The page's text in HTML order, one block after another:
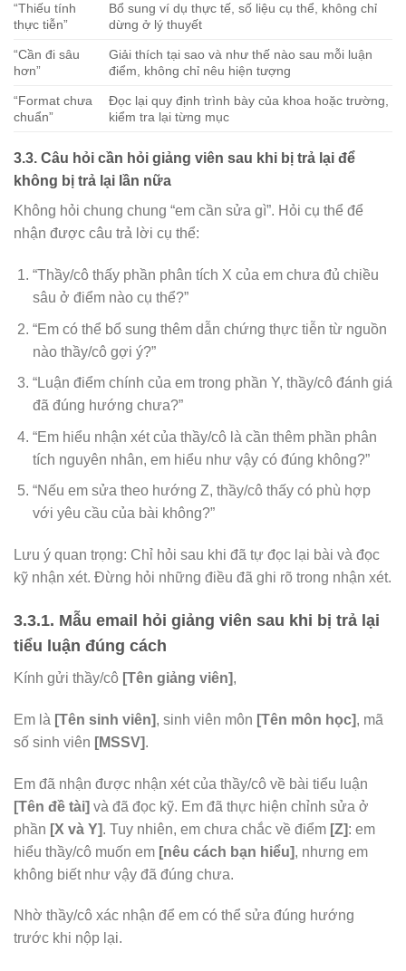
“Thiếu tính
thực tiễn”
Bổ sung ví dụ thực tế, số liệu cụ thể, không chỉ
dừng ở lý thuyết
“Cần đi sâu
hơn”
Giải thích tại sao và như thế nào sau mỗi luận
điểm, không chỉ nêu hiện tượng
“Format chưa
chuẩn”
Đọc lại quy định trình bày của khoa hoặc trường,
kiểm tra lại từng mục
3.3. Câu hỏi cần hỏi giảng viên sau khi bị trả lại để
không bị trả lại lần nữa
Không hỏi chung chung “em cần sửa gì”. Hỏi cụ thể để
nhận được câu trả lời cụ thể:
“Thầy/cô thấy phần phân tích X của em chưa đủ chiều
sâu ở điểm nào cụ thể?”
“Em có thể bổ sung thêm dẫn chứng thực tiễn từ nguồn
nào thầy/cô gợi ý?”
“Luận điểm chính của em trong phần Y, thầy/cô đánh giá
đã đúng hướng chưa?”
“Em hiểu nhận xét của thầy/cô là cần thêm phần phân
tích nguyên nhân, em hiểu như vậy có đúng không?”
“Nếu em sửa theo hướng Z, thầy/cô thấy có phù hợp
với yêu cầu của bài không?”
Lưu ý quan trọng: Chỉ hỏi sau khi đã tự đọc lại bài và đọc
kỹ nhận xét. Đừng hỏi những điều đã ghi rõ trong nhận xét.
3.3.1. Mẫu email hỏi giảng viên sau khi bị trả lại
tiểu luận đúng cách
Kính gửi thầy/cô [Tên giảng viên],
Em là [Tên sinh viên], sinh viên môn [Tên môn học], mã
số sinh viên [MSSV].
Em đã nhận được nhận xét của thầy/cô về bài tiểu luận
[Tên đề tài] và đã đọc kỹ. Em đã thực hiện chỉnh sửa ở
phần [X và Y]. Tuy nhiên, em chưa chắc về điểm [Z]: em
hiểu thầy/cô muốn em [nêu cách bạn hiểu], nhưng em
không biết như vậy đã đúng chưa.
Nhờ thầy/cô xác nhận để em có thể sửa đúng hướng
trước khi nộp lại.